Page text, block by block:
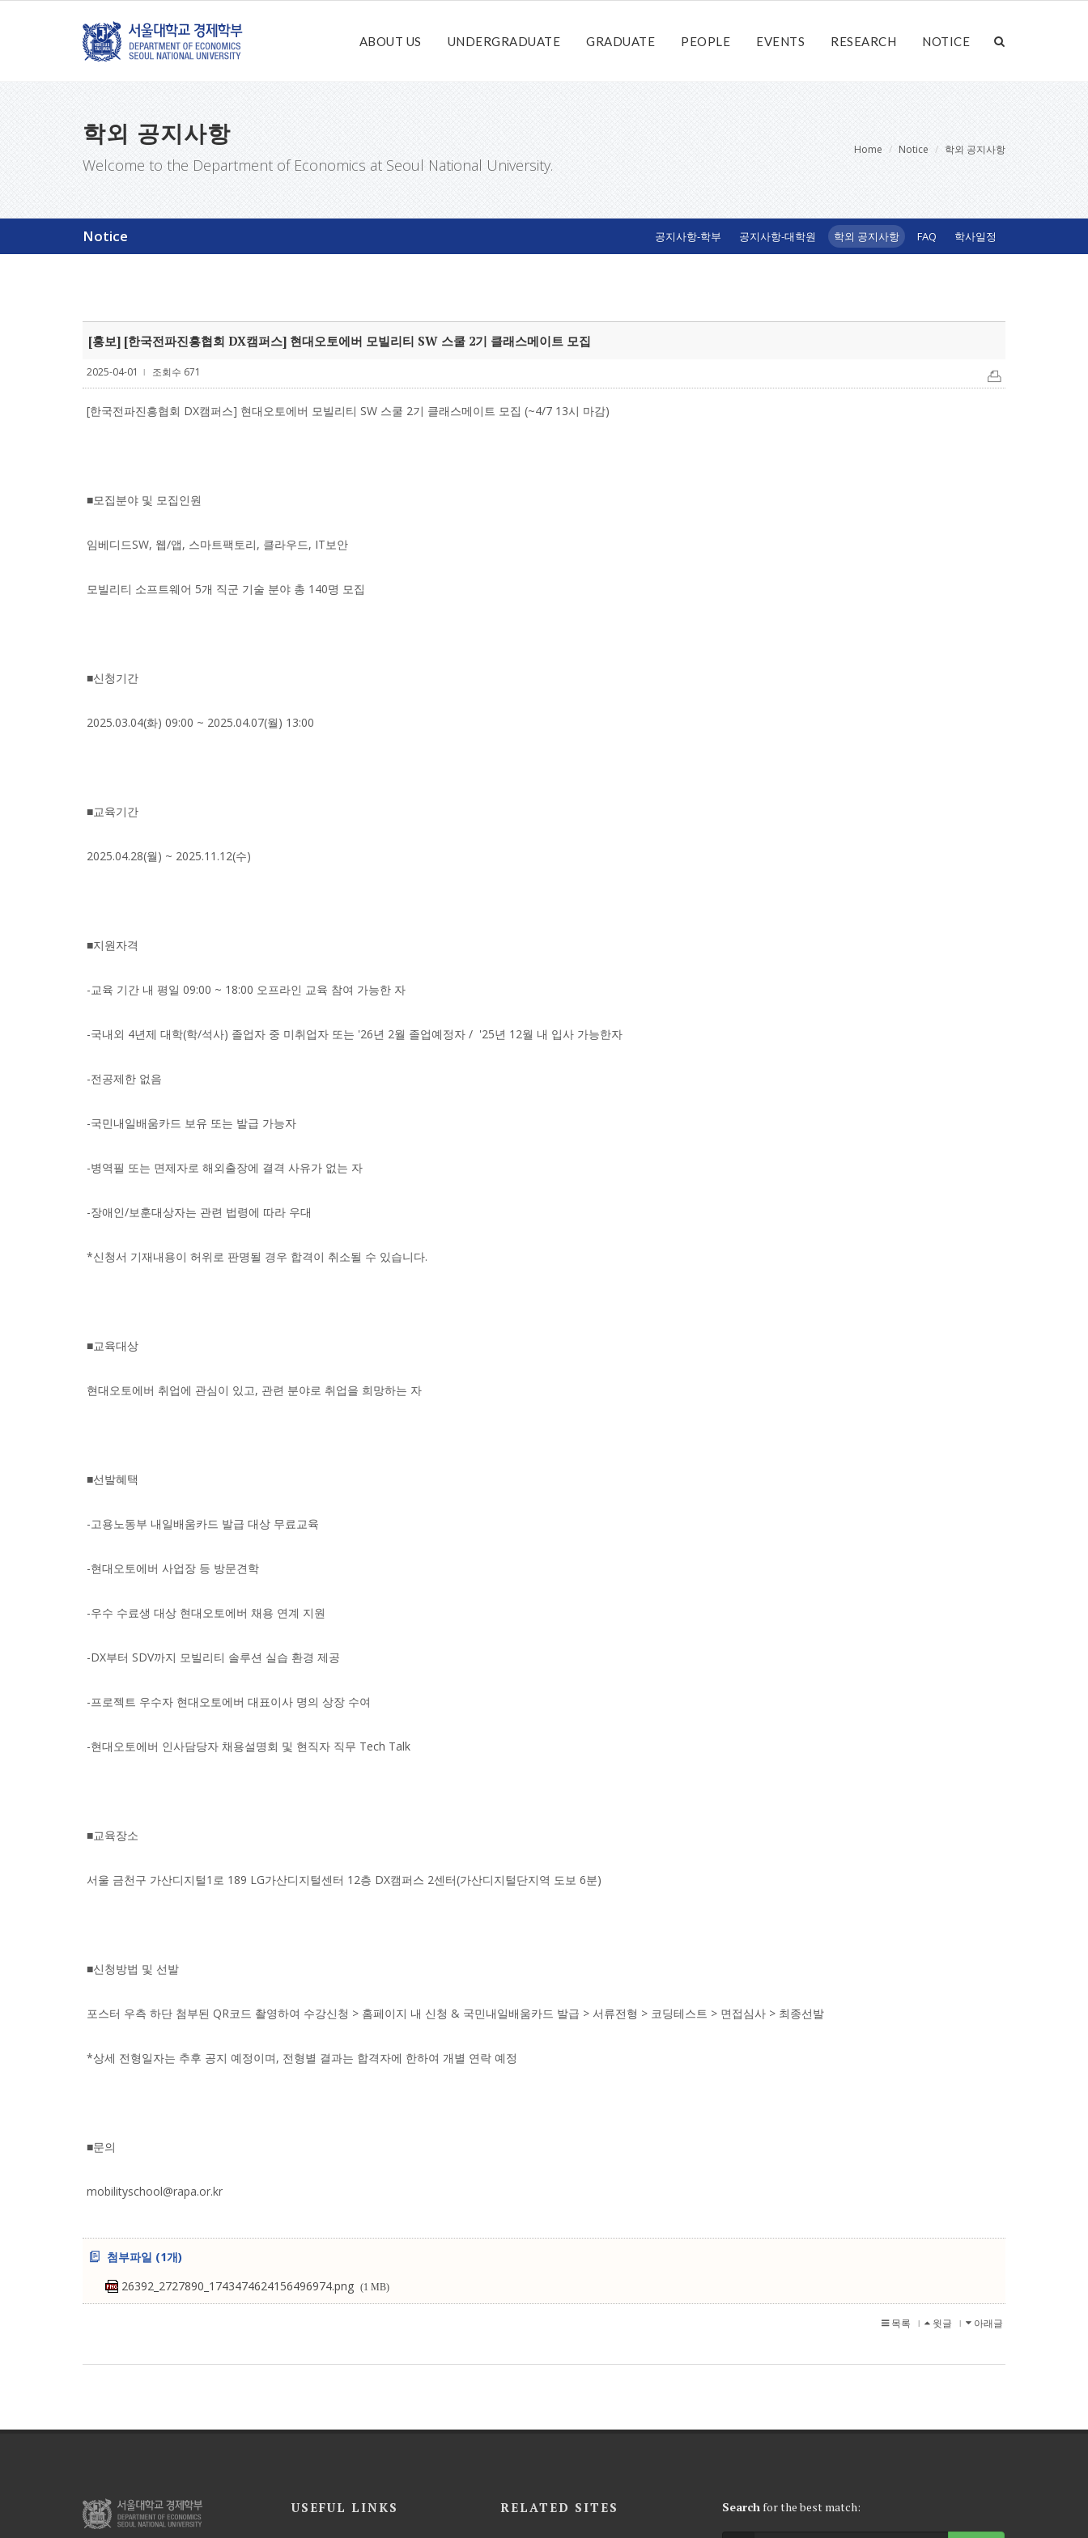
ABOUT US UNDERGRADUATE GRADUATE PEOPLE EVENTS RESEARCH NOTICE
학외 공지사항
Welcome to the Department of Economics at Seoul National University.
Home Notice 학외 공지사항
Notice 공지사항-학부 공지사항-대학원 학외 공지사항 FAQ 학사일정
[홍보] [한국전파진흥협회 DX캠퍼스] 현대오토에버 모빌리티 SW 스쿨 2기 클래스메이트 모집
2025-04-01 l 조회수 671
[한국전파진흥협회 DX캠퍼스] 현대오토에버 모빌리티 SW 스쿨 2기 클래스메이트 모집 (~4/7 13시 마감)
■모집분야 및 모집인원
임베디드SW, 웹/앱, 스마트팩토리, 클라우드, IT보안
모빌리티 소프트웨어 5개 직군 기술 분야 총 140명 모집
■신청기간
2025.03.04(화) 09:00 ~ 2025.04.07(월) 13:00
■교육기간
2025.04.28(월) ~ 2025.11.12(수)
■지원자격
-교육 기간 내 평일 09:00 ~ 18:00 오프라인 교육 참여 가능한 자
-국내외 4년제 대학(학/석사) 졸업자 중 미취업자 또는 '26년 2월 졸업예정자 / '25년 12월 내 입사 가능한자
-전공제한 없음
-국민내일배움카드 보유 또는 발급 가능자
-병역필 또는 면제자로 해외출장에 결격 사유가 없는 자
-장애인/보훈대상자는 관련 법령에 따라 우대
*신청서 기재내용이 허위로 판명될 경우 합격이 취소될 수 있습니다.
■교육대상
현대오토에버 취업에 관심이 있고, 관련 분야로 취업을 희망하는 자
■선발혜택
-고용노동부 내일배움카드 발급 대상 무료교육
-현대오토에버 사업장 등 방문견학
-우수 수료생 대상 현대오토에버 채용 연계 지원
-DX부터 SDV까지 모빌리티 솔루션 실습 환경 제공
-프로젝트 우수자 현대오토에버 대표이사 명의 상장 수여
-현대오토에버 인사담당자 채용설명회 및 현직자 직무 Tech Talk
■교육장소
서울 금천구 가산디지털1로 189 LG가산디지털센터 12층 DX캠퍼스 2센터(가산디지털단지역 도보 6분)
■신청방법 및 선발
포스터 우측 하단 첨부된 QR코드 촬영하여 수강신청 > 홈페이지 내 신청 & 국민내일배움카드 발급 > 서류전형 > 코딩테스트 > 면접심사 > 최종선발
*상세 전형일자는 추후 공지 예정이며, 전형별 결과는 합격자에 한하여 개별 연락 예정
■문의
mobilityschool@rapa.or.kr
첨부파일 (1개)
26392_2727890_1743474624156496974.png (1 MB)
목록 l 윗글 l 아래글
USEFUL LINKS RELATED SITES Searchfor the best match: